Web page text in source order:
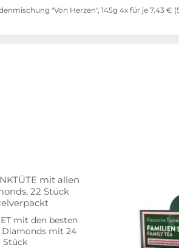
"Von Herzen", 145g 4x für je7,43 € (
mit den besten
Diamonds mit 24
Stück